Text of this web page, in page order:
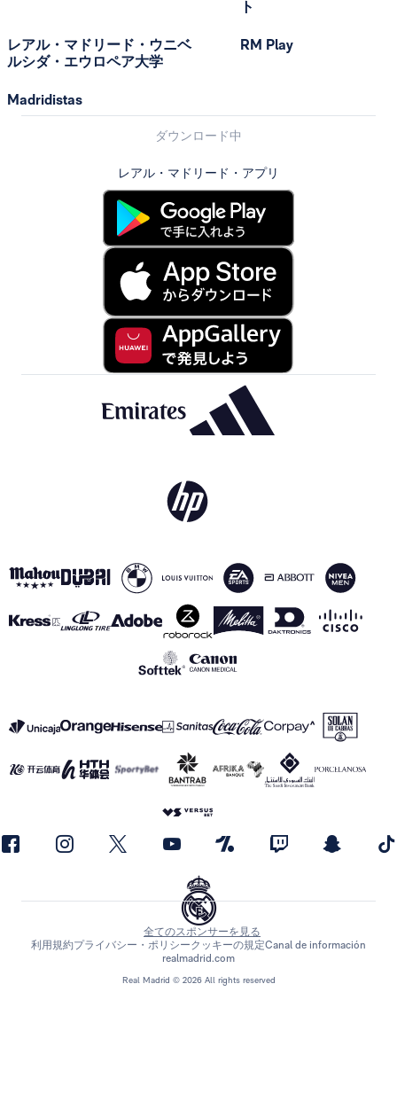
レアル・マドリード・ウニベ
ルシダ・エウロペア大学
Madridistas
ト
RM Play
ダウンロード中
レアル・マドリード・アプリ
Real Madrid © 2026 All rights reserved
全てのスポンサーを見る
利用規約プライバシー・ポリシークッキーの規定Canal de información
realmadrid.com